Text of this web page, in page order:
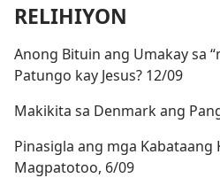
RELIHIYON
Anong Bituin ang Umakay sa
Patungo kay Jesus? 12/09
Makikita sa Denmark ang
Pinasigla ang mga Kabataang
Magpatotoo, 6/09